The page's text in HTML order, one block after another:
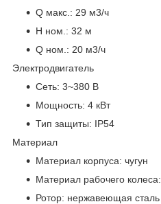
Q макс.: 29 м3/ч
H ном.: 32 м
Q ном.: 20 м3/ч
Электродвигатель
Сеть: 3~380 В
Мощность: 4 кВт
Тип защиты: IP54
Материал
Материал корпуса: чугун
Материал рабочего колеса:
Ротор: нержавеющая сталь